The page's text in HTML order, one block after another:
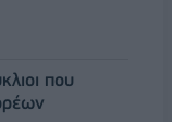
που